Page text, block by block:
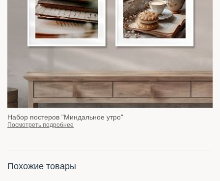
Набор постеров "Миндальное утро"
Посмотреть подробнее
Похожие товары